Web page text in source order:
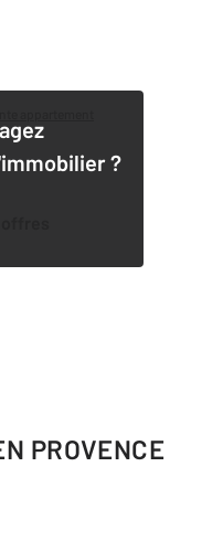
?
PROVENCE